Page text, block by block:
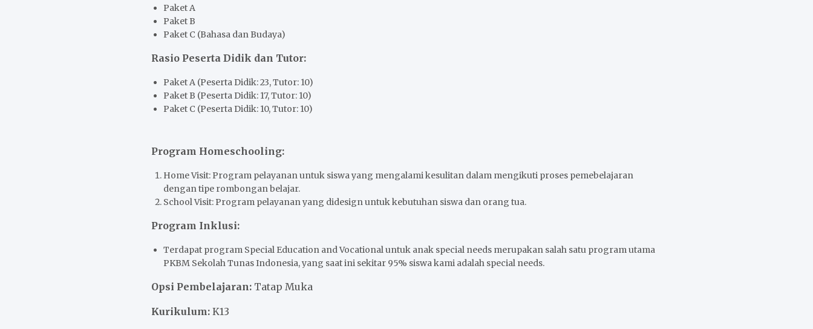
Paket A
Paket B
Paket C (Bahasa dan Budaya)
Rasio Peserta Didik dan Tutor:
Paket A (Peserta Didik: 23, Tutor: 10)
Paket B (Peserta Didik: 17, Tutor: 10)
Paket C (Peserta Didik: 10, Tutor: 10)
Program Homeschooling:
Home Visit: Program pelayanan untuk siswa yang mengalami kesulitan dalam mengikuti proses pemebelajaran
dengan tipe rombongan belajar.
School Visit: Program pelayanan yang didesign untuk kebutuhan siswa dan orang tua.
Program Inklusi:
Terdapat program Special Education and Vocational untuk anak special needs merupakan salah satu program utama
PKBM Sekolah Tunas Indonesia, yang saat ini sekitar 95% siswa kami adalah special needs.
Opsi Pembelajaran: Tatap Muka
Kurikulum: K13